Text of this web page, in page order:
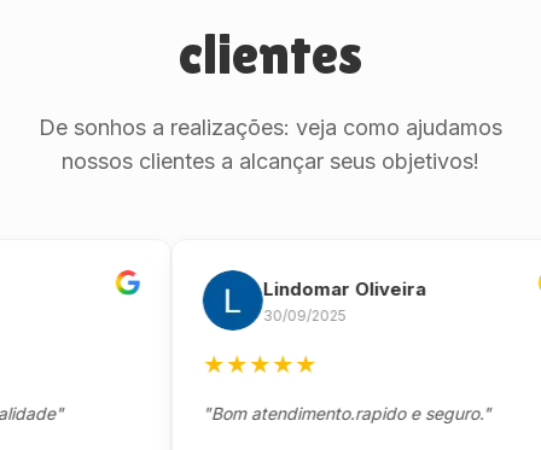
clientes
De sonhos a realizações: veja como ajudamos
nossos clientes a alcançar seus objetivos!
Lindomar Oliveira
30/09/2025
★★★
"Bom atendimento.rapido e seguro."